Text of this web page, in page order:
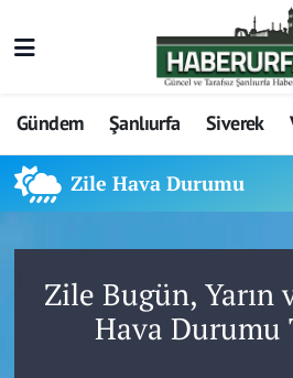
Gündem Şanlıurfa Siverek
Zile Hava Durumu
Zile Bugün, Yarın
Hava Durumu